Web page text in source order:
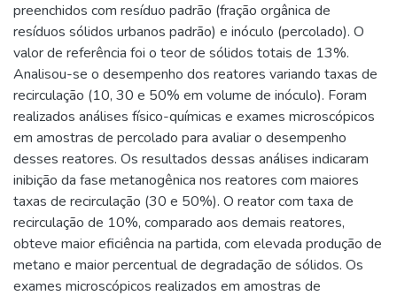
preenchidos com resíduo padrão (fração orgânica de
resíduos sólidos urbanos padrão) e inóculo (percolado). O
valor de referência foi o teor de sólidos totais de 13%.
Analisou-se o desempenho dos reatores variando taxas de
recirculação (10, 30 e 50% em volume de inóculo). Foram
realizados análises físico-químicas e exames microscópicos
em amostras de percolado para avaliar o desempenho
desses reatores. Os resultados dessas análises indicaram
inibição da fase metanogênica nos reatores com maiores
taxas de recirculação (30 e 50%). O reator com taxa de
recirculação de 10%, comparado aos demais reatores,
obteve maior eficiência na partida, com elevada produção de
metano e maior percentual de degradação de sólidos. Os
exames microscópicos realizados em amostras de